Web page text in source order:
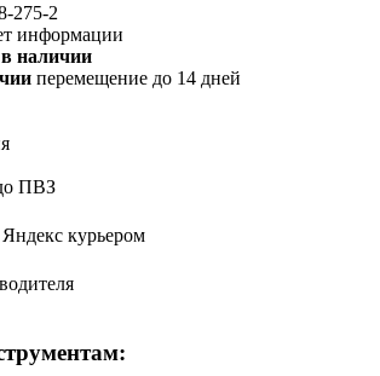
275-2
информации
наличии
перемещение до 14 дней
ПВЗ
Яндекс курьером